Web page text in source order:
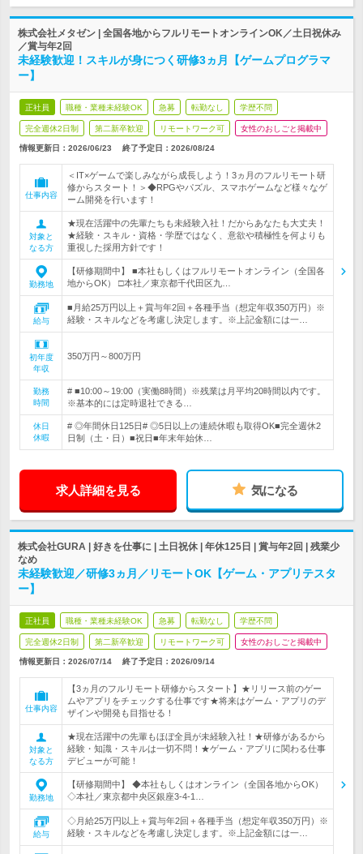
株式会社メタゼン | 全国各地からフルリモートオンラインOK／土日祝休み
／賞与年2回
未経験歓迎！スキルが身につく研修3ヵ月【ゲームプログラマ
ー】
正社員 職種・業種未経験OK 急募 転勤なし 学歴不問
完全週休2日制 第二新卒歓迎 リモートワーク可 女性のおしごと掲載中
情報更新日：2026/06/23 終了予定日： 2026/08/24
仕事内容
＜IT×ゲームで楽しみながら成長しよう！3ヵ月のフルリモート研
修からスタート！＞◆RPGやパズル、スマホゲームなど様々なゲ
ーム開発を行います！
対象と
なる方
★現在活躍中の先輩たちも未経験入社！だからあなたも大丈夫！
★経験・スキル・資格・学歴ではなく、意欲や積極性を何よりも
重視した採用方針です！
勤務地
【研修期間中】 ■本社もしくはフルリモートオンライン（全国各
地からOK） □本社／東京都千代田区九…
給与
■月給25万円以上＋賞与年2回＋各種手当（想定年収350万円）※
経験・スキルなどを考慮し決定します。※上記金額には一…
初年度
年収
350万円～800万円
勤務
時間
# ■10:00～19:00（実働8時間）※残業は月平均20時間以内です。
※基本的には定時退社できる…
休日
休暇
# ◎年間休日125日# ◎5日以上の連続休暇も取得OK■完全週休2
日制（土・日）■祝日■年末年始休…
求人詳細を見る 気になる
株式会社GURA | 好きを仕事に | 土日祝休 | 年休125日 | 賞与年2回 | 残業少
なめ
未経験歓迎／研修3ヵ月／リモートOK【ゲーム・アプリテスタ
ー】
正社員 職種・業種未経験OK 急募 転勤なし 学歴不問
完全週休2日制 第二新卒歓迎 リモートワーク可 女性のおしごと掲載中
情報更新日：2026/07/14 終了予定日： 2026/09/14
仕事内容
【3ヵ月のフルリモート研修からスタート】★リリース前のゲー
ムやアプリをチェックする仕事です★将来はゲーム・アプリのデ
ザインや開発も目指せる！
対象と
なる方
★現在活躍中の先輩もほぼ全員が未経験入社！★研修があるから
経験・知識・スキルは一切不問！★ゲーム・アプリに関わる仕事
デビューが可能！
勤務地
【研修期間中】 ◆本社もしくはオンライン（全国各地からOK）
◇本社／東京都中央区銀座3-4-1…
給与
◇月給25万円以上＋賞与年2回＋各種手当（想定年収350万円）※
経験・スキルなどを考慮し決定します。※上記金額には一…